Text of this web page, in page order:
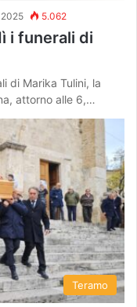
5.062
i funerali di
di Marika Tulini, la
attorno alle 6,…
Teramo